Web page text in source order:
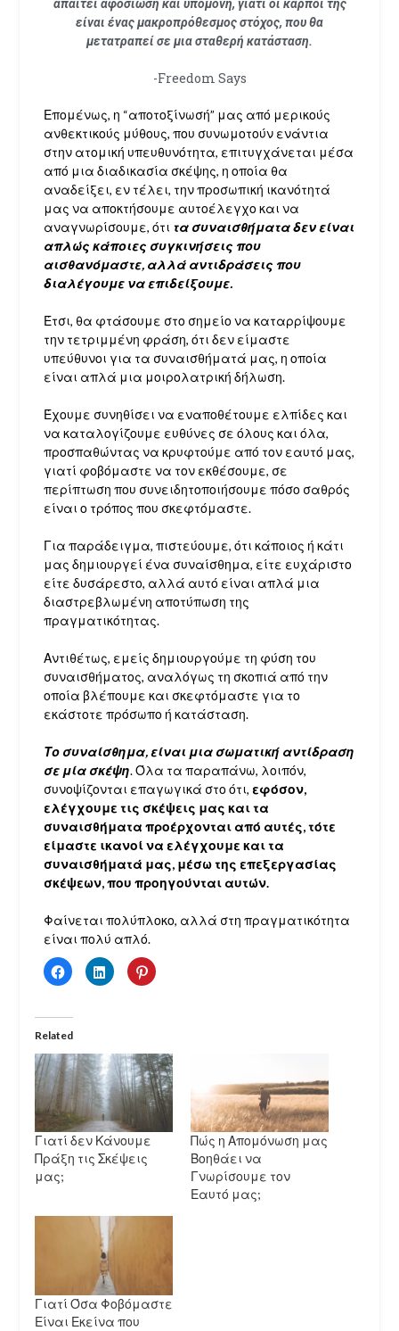
απαιτεί αφοσίωση και υπομονή, γιατί οι καρποί της
είναι ένας μακροπρόθεσμος στόχος, που θα
μετατραπεί σε μια σταθερή κατάσταση.
-Freedom Says
Επομένως, η “αποτοξίνωσή” μας από μερικούς
ανθεκτικούς μύθους, που συνωμοτούν ενάντια
στην ατομική υπευθυνότητα, επιτυγχάνεται μέσα
από μια διαδικασία σκέψης, η οποία θα
αναδείξει, εν τέλει, την προσωπική ικανότητά
μας να αποκτήσουμε αυτοέλεγχο και να
αναγνωρίσουμε, ότι τα συναισθήματα δεν είναι
απλώς κάποιες συγκινήσεις που
αισθανόμαστε, αλλά αντιδράσεις που
διαλέγουμε να επιδείξουμε.
Έτσι, θα φτάσουμε στο σημείο να καταρρίψουμε
την τετριμμένη φράση, ότι δεν είμαστε
υπεύθυνοι για τα συναισθήματά μας, η οποία
είναι απλά μια μοιρολατρική δήλωση.
Έχουμε συνηθίσει να εναποθέτουμε ελπίδες και
να καταλογίζουμε ευθύνες σε όλους και όλα,
προσπαθώντας να κρυφτούμε από τον εαυτό μας,
γιατί φοβόμαστε να τον εκθέσουμε, σε
περίπτωση που συνειδητοποιήσουμε πόσο σαθρός
είναι ο τρόπος που σκεφτόμαστε.
Για παράδειγμα, πιστεύουμε, ότι κάποιος ή κάτι
μας δημιουργεί ένα συναίσθημα, είτε ευχάριστο
είτε δυσάρεστο, αλλά αυτό είναι απλά μια
διαστρεβλωμένη αποτύπωση της
πραγματικότητας.
Αντιθέτως, εμείς δημιουργούμε τη φύση του
συναισθήματος, αναλόγως τη σκοπιά από την
οποία βλέπουμε και σκεφτόμαστε για το
εκάστοτε πρόσωπο ή κατάσταση.
Το συναίσθημα, είναι μια σωματική αντίδραση
σε μία σκέψη. Όλα τα παραπάνω, λοιπόν,
συνοψίζονται επαγωγικά στο ότι, εφόσον,
ελέγχουμε τις σκέψεις μας και τα
συναισθήματα προέρχονται από αυτές, τότε
είμαστε ικανοί να ελέγχουμε και τα
συναισθήματά μας, μέσω της επεξεργασίας
σκέψεων, που προηγούνται αυτών.
Φαίνεται πολύπλοκο, αλλά στη πραγματικότητα
είναι πολύ απλό.
Click
to
share
(Opens
in
new
window)
Click
to
share
window)
Click
to
window)
Related
Γιατί δεν Κάνουμε
Πράξη τις Σκέψεις
μας;
Πώς η Απομόνωση μας
Βοηθάει να
Γνωρίσουμε τον
Εαυτό μας;
Γιατί Όσα Φοβόμαστε
Είναι Εκείνα που